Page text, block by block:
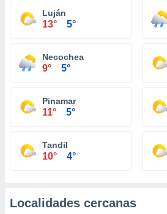
Luján
13° 5°
Necochea
9° 5°
Pinamar
11° 5°
Tandil
10° 4°
Localidades cercanas